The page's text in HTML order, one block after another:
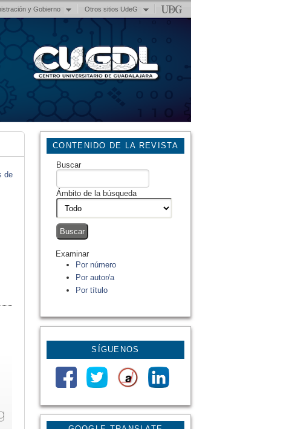
y Gobierno Otros sitios UdeG
CONTENIDO DE LA REVISTA
Buscar
Ámbito de la búsqueda
Examinar
Por número
Por autor/a
Por título
SÍGUENOS
de